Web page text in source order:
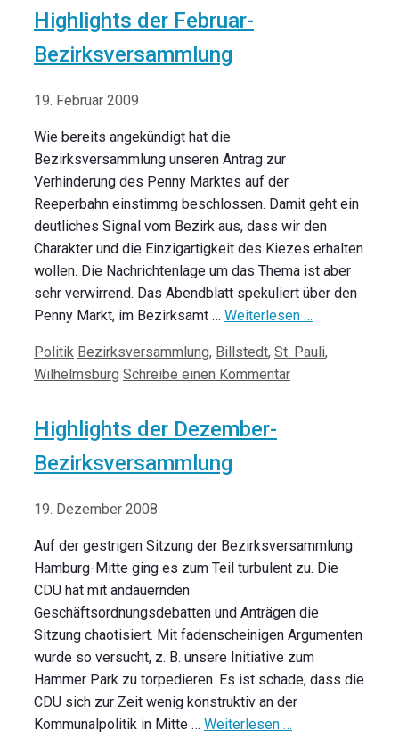
Highlights der Februar-
Bezirksversammlung
19. Februar 2009
Wie bereits angekündigt hat die
Bezirksversammlung unseren Antrag zur
Verhinderung des Penny Marktes auf der
Reeperbahn einstimmg beschlossen. Damit geht ein
deutliches Signal vom Bezirk aus, dass wir den
Charakter und die Einzigartigkeit des Kiezes erhalten
wollen. Die Nachrichtenlage um das Thema ist aber
sehr verwirrend. Das Abendblatt spekuliert über den
Penny Markt, im Bezirksamt … Weiterlesen …
Kategorien
Politik Schlagwörter
Bezirksversammlung, Billstedt, St. Pauli,
Wilhelmsburg Schreibe einen Kommentar
Highlights der Dezember-
Bezirksversammlung
19. Dezember 2008
Auf der gestrigen Sitzung der Bezirksversammlung
Hamburg-Mitte ging es zum Teil turbulent zu. Die
CDU hat mit andauernden
Geschäftsordnungsdebatten und Anträgen die
Sitzung chaotisiert. Mit fadenscheinigen Argumenten
wurde so versucht, z. B. unsere Initiative zum
Hammer Park zu torpedieren. Es ist schade, dass die
CDU sich zur Zeit wenig konstruktiv an der
Kommunalpolitik in Mitte … Weiterlesen …